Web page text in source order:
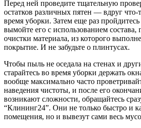
Перед ней проведите тщательную
остатков различных пятен — вдруг что-
время уборки. Затем еще раз
вымойте его с использованием состава,
очистки материала, из которого
покрытие. И не забудьте о плинтусах.
Чтобы пыль не оседала на стенах и
старайтесь во время уборки держать
вообще максимально часто
наведения чистоты, и после его
возникают сложности, обращайтесь
“Клининг24”. Они не только быстро и
помещения, но и вывезут сами весь